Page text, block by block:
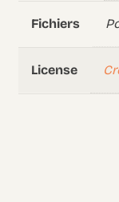
Fichiers
License